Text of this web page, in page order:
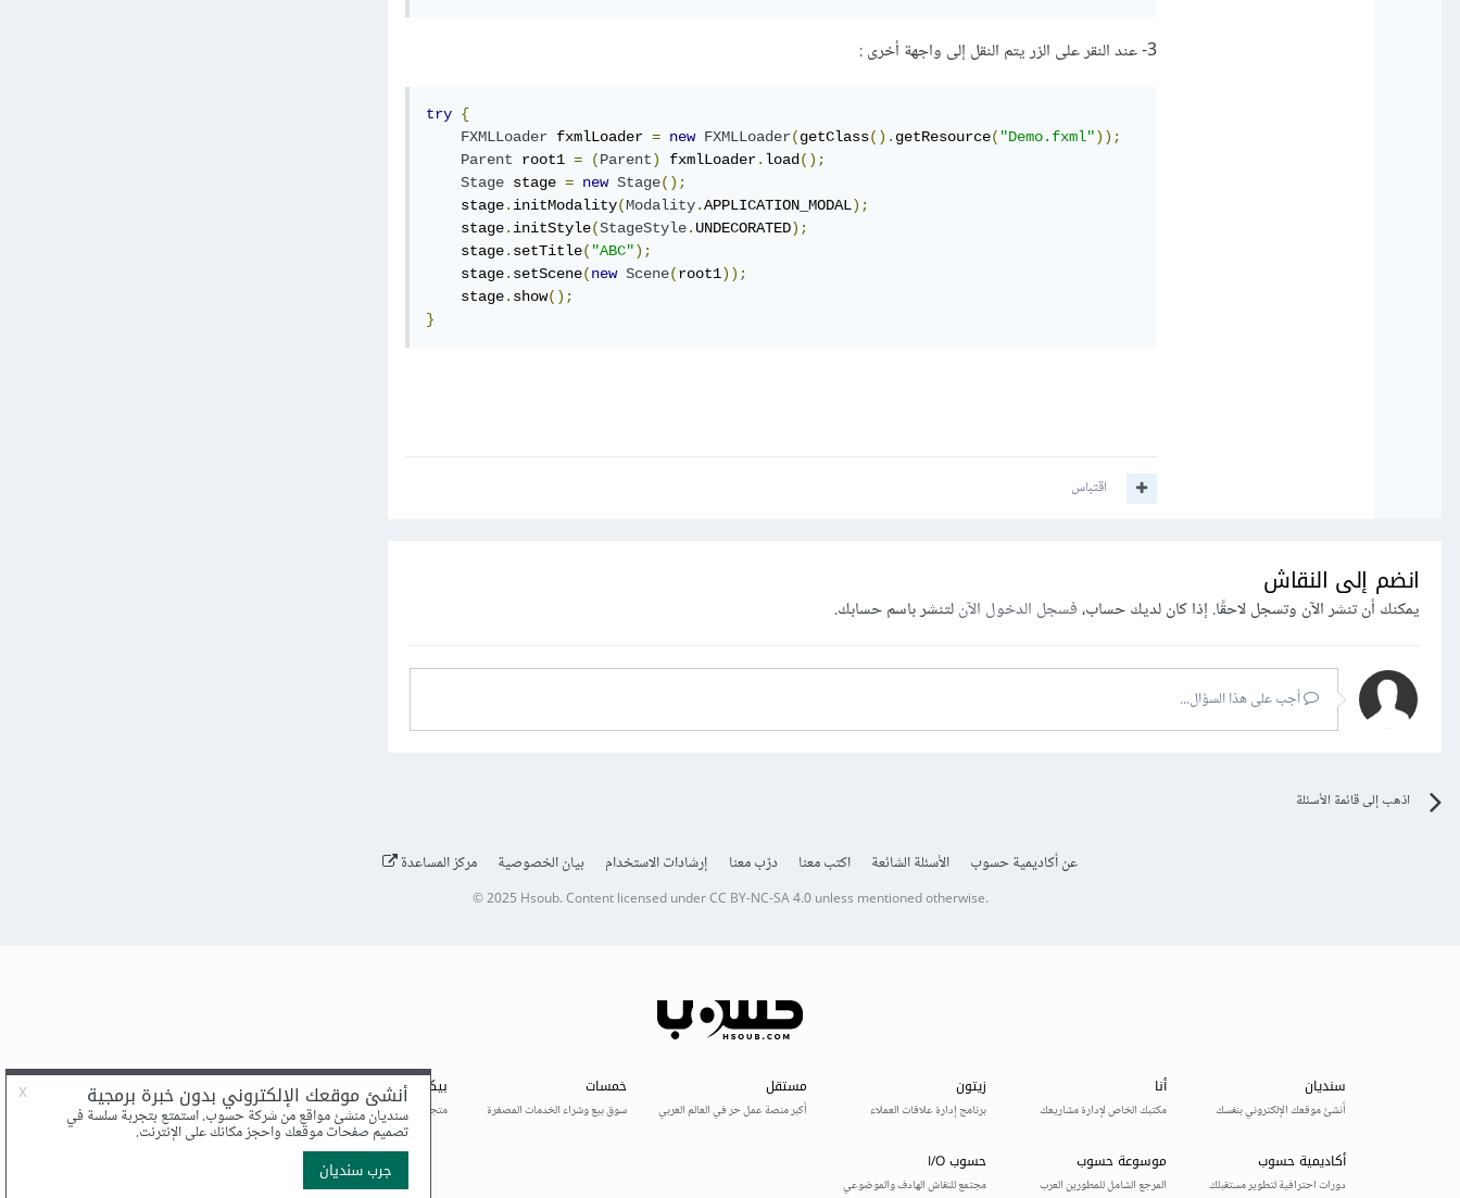
3- عند النقر على الزر يتم النقل إلى واجهة أخرى :
try {
FXMLLoader fxmlLoader = new FXMLLoader(getClass(). getResource( "Demo.fxml"));
Parent root1 = (Parent) fxmlLoader. load();
Stage stage = new Stage();
    stage
. initModality(Modality.APPLICATION_MODAL);
    stage
. initStyle(StageStyle. UNDECORATED);
    stage
. setTitle( "ABC");
    stage
. setScene(new Scene(root1));
    stage
. show();
}
اقتباس
انضم إلى النقاش
يمكنك أن تنشر الآن وتسجل لاحقًا. إذا كان لديك حساب،فسجل الدخول الآنلتنشر باسم حسابك.
أجب على هذا السؤال...
اذهب إلى قائمة الأسئلة
عن أكاديمية حسوب الأسئلة الشائعة اكتب معنا درّب معنا إرشادات الاستخدام بيان الخصوصية مركز المساعدة
© 2025 Hsoub.Content licensed underCC BY-NC-SA 4.0unless mentioned otherwise.